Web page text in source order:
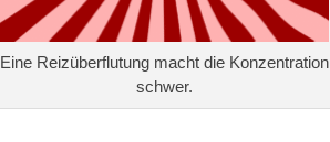
Eine Reizüberflutung macht die Konzentration
schwer.